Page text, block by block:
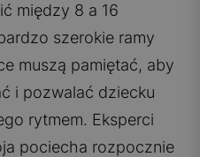
między 8 a 16
szerokie ramy
muszą pamiętać, aby
i pozwalać dziecku
rytmem. Eksperci
pociecha rozpocznie